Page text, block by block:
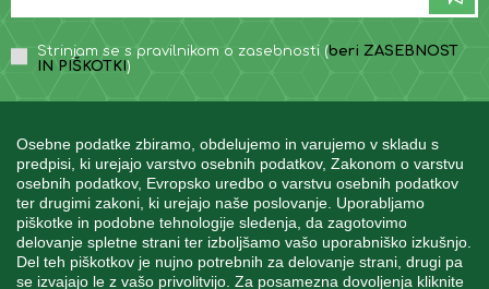
Osebne podatke zbiramo, obdelujemo in varujemo v skladu s
predpisi, ki urejajo varstvo osebnih podatkov, Zakonom o varstvu
osebnih podatkov, Evropsko uredbo o varstvu osebnih podatkov
ter drugimi zakoni, ki urejajo naše poslovanje. Uporabljamo
piškotke in podobne tehnologije sledenja, da zagotovimo
delovanje spletne strani ter izboljšamo vašo uporabniško izkušnjo.
Del teh piškotkov je nujno potrebnih za delovanje strani, drugi pa
se izvajajo le z vašo privolitvijo. Za posamezna dovoljenja kliknite
Strinjam se s pravilnikom o zasebnosti (beri ZASEBNOST
IN PIŠKOTKI )
INFORMACIJE
MOJ RAČUN